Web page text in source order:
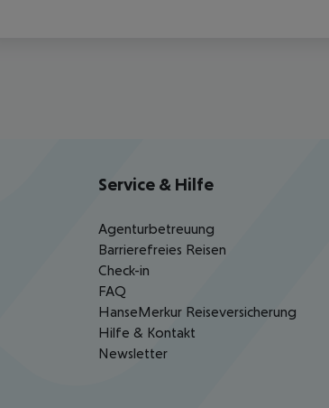
Service & Hilfe
Agenturbetreuung
Barrierefreies Reisen
Check-in
FAQ
HanseMerkur Reiseversicherung
Hilfe & Kontakt
Newsletter